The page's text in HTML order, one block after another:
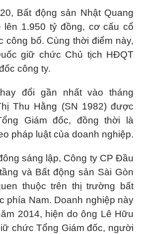
Bất động sản Nhật Quang
lên 1.950 tỷ đồng, cơ cấu cổ
công bố. Cùng thời điểm này,
giữ chức Chủ tịch HĐQT
công ty.
đổi gần nhất vào tháng
Thu Hằng (SN 1982) được
Giám đốc, đồng thời là
pháp luật của doanh nghiệp.
sáng lập, Công ty CP Đầu
và Bất động sản Sài Gòn
thuộc trên thị trường bất
phía Nam. Doanh nghiệp này
2014, hiện do ông Lê Hữu
chức Tổng Giám đốc, người